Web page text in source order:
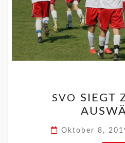
SVO SIEGT
Oktober 8,